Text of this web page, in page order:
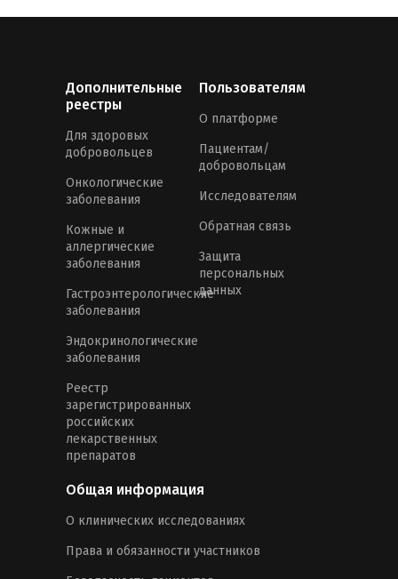
Дополнительные
реестры
Для здоровых
добровольцев
Онкологические
заболевания
Кожные и
аллергические
заболевания
Гастроэнтерологические
заболевания
Эндокринологические
заболевания
Реестр
зарегистрированных
российских
лекарственных
препаратов
Пользователям
О платформе
Пациентам/
добровольцам
Исследователям
Обратная связь
Защита
персональных
данных
Общая информация
О клинических исследованиях
Права и обязанности участников